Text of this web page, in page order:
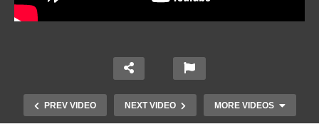
PREV VIDEO NEXT VIDEO MORE VIDEOS